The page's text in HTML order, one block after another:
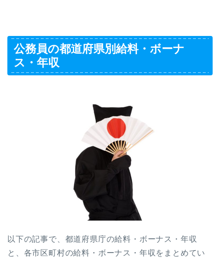
公務員の都道府県別給料・ボーナ
ス・年収
以下の記事で、都道府県庁の給料・ボーナス・年収
と、各市区町村の給料・ボーナス・年収をまとめてい